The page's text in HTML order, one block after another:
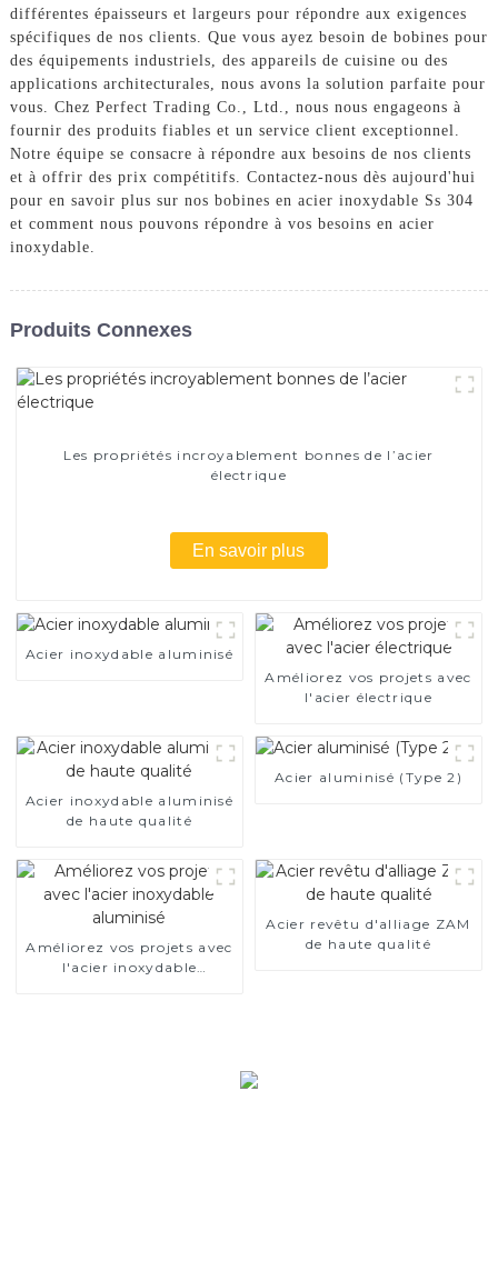
différentes épaisseurs et largeurs pour répondre aux exigences
spécifiques de nos clients. Que vous ayez besoin de bobines pour
des équipements industriels, des appareils de cuisine ou des
applications architecturales, nous avons la solution parfaite pour
vous. Chez Perfect Trading Co., Ltd., nous nous engageons à
fournir des produits fiables et un service client exceptionnel.
Notre équipe se consacre à répondre aux besoins de nos clients
et à offrir des prix compétitifs. Contactez-nous dès aujourd'hui
pour en savoir plus sur nos bobines en acier inoxydable Ss 304
et comment nous pouvons répondre à vos besoins en acier
inoxydable.
Produits Connexes
Les propriétés incroyablement bonnes de l’acier
électrique
En savoir plus
Acier inoxydable aluminisé
Améliorez vos projets avec
l'acier électrique
Acier inoxydable aluminisé
de haute qualité
Acier aluminisé (Type 2)
Améliorez vos projets avec
l'acier inoxydable
Acier revêtu d'alliage ZAM
de haute qualité